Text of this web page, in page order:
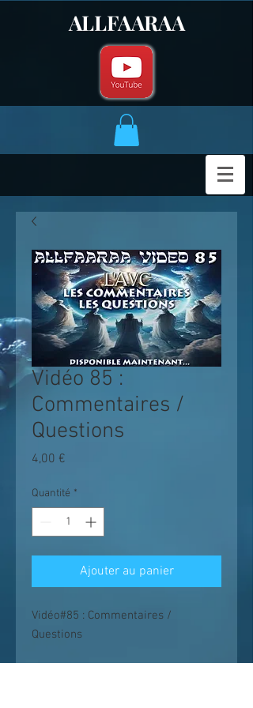
ALLFAARAA
Vidéo 85 :
Commentaires /
Questions
4,00 €
Quantité *
Ajouter au panier
Vidéo#85 : Commentaires /
Questions